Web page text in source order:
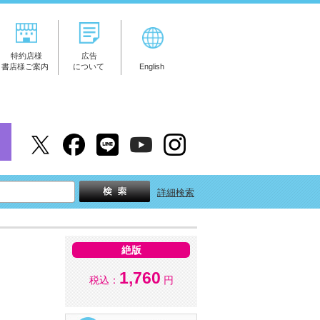
特約店様
書店様ご案内
広告
について
English
詳細検索
絶版
税込： 1,760 円